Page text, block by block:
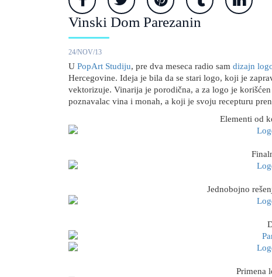
Vinski Dom Parezanin
24/NOV/13
U PopArt Studiju, pre dva meseca radio sam dizajn
Hercegovine. Ideja je bila da se stari logo, koji je
vektorizuje. Vinarija je porodična, a za logo je
poznavalac vina i monah, a koji je svoju recepturu
Elementi od
Jednobojno
Primena